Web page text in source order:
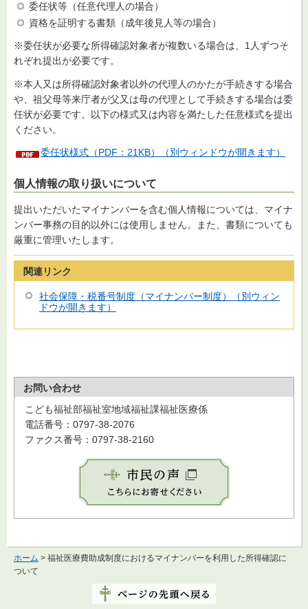
委任状等（任意代理人の場合）
資格を証明する書類（成年後見人等の場合）
※委任状が必要な所得確認対象者が複数いる場合は、1人ずつそ
れぞれ提出が必要です。
※本人又は所得確認対象者以外の代理人のかたが手続きする場合
や、祖父母等来庁者が父又は母の代理として手続きする場合は委
任状が必要です。以下の様式又は内容を満たした任意様式を提出
ください。
委任状様式（PDF：21KB）（別ウィンドウが開きます）
個人情報の取り扱いについて
提出いただいたマイナンバーを含む個人情報については、マイナ
ンバー事務の目的以外には使用しません。また、書類についても
厳重に管理いたします。
関連リンク
社会保障・税番号制度（マイナンバー制度）（別ウィン
ドウが開きます）
お問い合わせ
こども福祉部福祉室地域福祉課福祉医療係
電話番号：0797-38-2076
ファクス番号：0797-38-2160
ホーム > 福祉医療費助成制度におけるマイナンバーを利用した所得確認に
ついて